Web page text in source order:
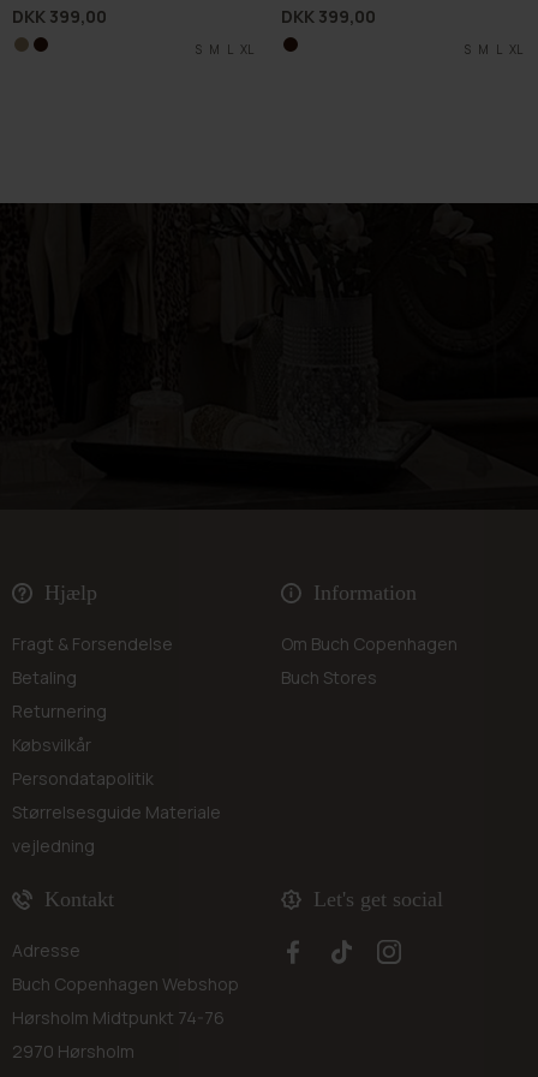
DKK 399,00
S M L XL
S M L XL
DKK 399,00
S M L XL
Hjælp
Fragt & Forsendelse
Betaling
Returnering
Købsvilkår
Persondatapolitik
Størrelsesguide Materiale
vejledning
Information
Om Buch Copenhagen
Buch Stores
Kontakt
Adresse
Buch Copenhagen Webshop
Hørsholm Midtpunkt 74-76
2970 Hørsholm
Let's get social